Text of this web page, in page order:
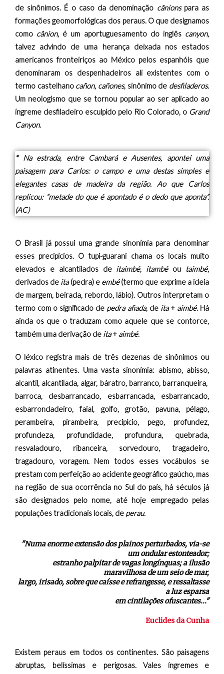
de sinônimos. É o caso da denominação cânionspara as
formações geomorfológicas dos peraus. O que designamos
como cânion, é um aportuguesamento do inglês canyon,
talvez advindo de uma herança deixada nos estados
americanos fronteiriços ao México pelos espanhóis que
denominaram os despenhadeiros ali existentes com o
termo castelhano cañon, cañones, sinônimo de desfiladeros.
Um neologismo que se tornou popular ao ser aplicado ao
íngreme desfiladeiro esculpido pelo Rio Colorado, o Grand
Canyon.
* Na estrada, entre Cambará e Ausentes, apontei uma
paisagem para Carlos: o campo e uma destas simples e
elegantes casas de madeira da região. Ao que Carlos
replicou: “metade do que é apontado é o dedo que aponta”.
(AC)
O Brasil já possui uma grande sinonímia para denominar
esses precipícios. O tupi-guarani chama os locais muito
elevados e alcantilados de itaimbé, itambéou taimbé,
derivados de ita(pedra) e embé(termo que exprime a ideia
de margem, beirada, rebordo, lábio). Outros interpretam o
termo com o significado de pedra afiada, de ita+ aimbé. Há
ainda os que o traduzam como aquele que se contorce,
também uma derivação de ita+ aimbé.
O léxico registra mais de três dezenas de sinônimos ou
palavras atinentes. Uma vasta sinonímia: abismo, abisso,
alcantil, alcantilada, algar, báratro, barranco, barranqueira,
barroca, desbarrancado, esbarrancada, esbarrancado,
esbarrondadeiro, faial, golfo, grotão, pavuna, pélago,
perambeira, pirambeira, precipício, pego, profundez,
profundeza, profundidade, profundura, quebrada,
resvaladouro, ribanceira, sorvedouro, tragadeiro,
tragadouro, voragem. Nem todos esses vocábulos se
prestam com perfeição ao acidente geográfico gaúcho, mas
na região de sua ocorrência no Sul do país, há séculos já
são designados pelo nome, até hoje empregado pelas
populações tradicionais locais, de perau.
"Numa enorme extensão dos plainos perturbados, via-se
um ondular estonteador;
estranho palpitar de vagas longínquas; a ilusão
maravilhosa de um seio de mar,
largo, irisado, sobre que caísse e refrangesse, e ressaltasse
a luz esparsa
em cintilações ofuscantes..."
Euclides da Cunha
Existem peraus em todos os continentes. São paisagens
abruptas, belíssimas e perigosas. Vales íngremes e